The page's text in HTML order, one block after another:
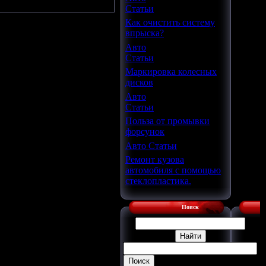
Статьи
Как очистить систему
впрыска?
Авто
Статьи
Маркировка колесных
дисков
Авто
Статьи
Польза от промывки
форсунок
Авто Статьи
Ремонт кузова
автомобиля с помощью
стеклопластика.
Поиск